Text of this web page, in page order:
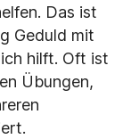
Das ist
Geduld mit
hilft. Oft ist
Übungen,